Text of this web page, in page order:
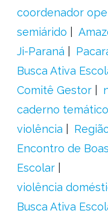
coordenador
semiárido
Ji-Paraná
Busca Ativa
Comitê Gestor
caderno temático
violência
Encontro de
Escolar
violência
Busca Ativa